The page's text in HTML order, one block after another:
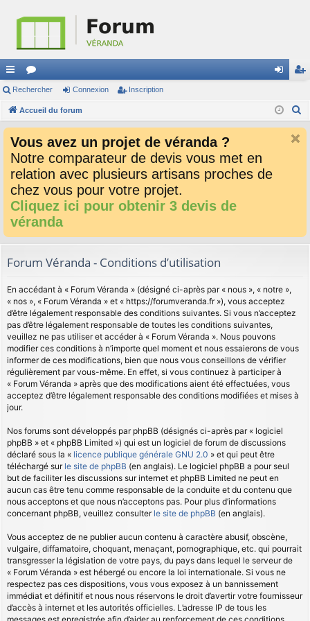
ac
co
ci
or
u
s
ne cri
Rechercher Connexion Inscription
Accueil du forum
r
Vous avez un projet de véranda ?
Notre comparateur de devis vous met en
relation avec plusieurs artisans proches de
chez vous pour votre projet.
Cliquez ici pour obtenir 3 devis de
véranda
Forum Véranda - Conditions d’utilisation
En accédant à « Forum Véranda » (désigné ci-après par « nous », « notre »,
« nos », « Forum Véranda » et « https://forumveranda.fr »), vous acceptez
d’être légalement responsable des conditions suivantes. Si vous n’acceptez
pas d’être légalement responsable de toutes les conditions suivantes,
veuillez ne pas utiliser et accéder à « Forum Véranda ». Nous pouvons
modifier ces conditions à n’importe quel moment et nous essaierons de vous
informer de ces modifications, bien que nous vous conseillons de vérifier
régulièrement par vous-même. En effet, si vous continuez à participer à
« Forum Véranda » après que des modifications aient été effectuées, vous
acceptez d’être légalement responsable des conditions modifiées et mises à
jour.
Nos forums sont développés par phpBB (désignés ci-après par « logiciel
phpBB » et « phpBB Limited ») qui est un logiciel de forum de discussions
déclaré sous la « licence publique générale GNU 2.0 » et qui peut être
téléchargé sur le site de phpBB (en anglais). Le logiciel phpBB a pour seul
but de faciliter les discussions sur internet et phpBB Limited ne peut en
aucun cas être tenu comme responsable de la conduite et du contenu que
nous acceptons et que nous n’acceptons pas. Pour plus d’informations
concernant phpBB, veuillez consulter le site de phpBB (en anglais).
Vous acceptez de ne publier aucun contenu à caractère abusif, obscène,
vulgaire, diffamatoire, choquant, menaçant, pornographique, etc. qui pourrait
transgresser la législation de votre pays, du pays dans lequel le serveur de
« Forum Véranda » est hébergé ou encore la loi internationale. Si vous ne
respectez pas ces dispositions, vous vous exposez à un bannissement
immédiat et définitif et nous nous réservons le droit d’avertir votre fournisseur
d’accès à internet et les autorités officielles. L’adresse IP de tous les
messages est enregistrée afin d’aider au renforcement de ces conditions.